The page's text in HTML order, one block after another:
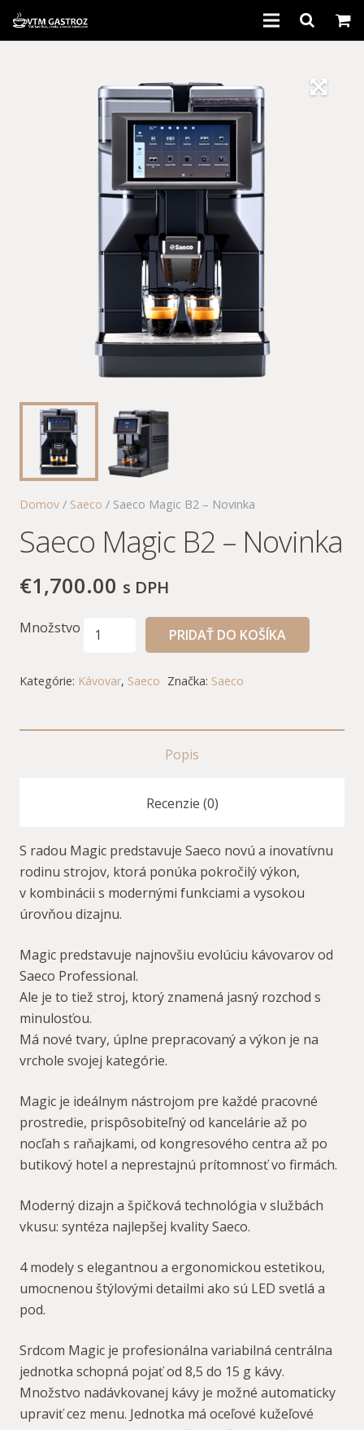
Domov / Saeco / Saeco Magic B2 – Novinka
Saeco Magic B2 – Novinka
€1,700.00 s DPH
Množstvo PRIDAŤ DO KOŠÍKA
Kategórie: Kávovar, Saeco Značka: Saeco
Popis
Recenzie (0)
S radou Magic predstavuje Saeco novú a inovatívnu
rodinu strojov, ktorá ponúka pokročilý výkon,
v kombinácii s modernými funkciami a vysokou
úrovňou dizajnu.
Magic predstavuje najnovšiu evolúciu kávovarov od
Saeco Professional.
Ale je to tiež stroj, ktorý znamená jasný rozchod s
minulosťou.
Má nové tvary, úplne prepracovaný a výkon je na
vrchole svojej kategórie.
Magic je ideálnym nástrojom pre každé pracovné
prostredie, prispôsobiteľný od kancelárie až po
nocľah s raňajkami, od kongresového centra až po
butikový hotel a neprestajnú prítomnosť vo firmách.
Moderný dizajn a špičková technológia v službách
vkusu: syntéza najlepšej kvality Saeco.
4 modely s elegantnou a ergonomickou estetikou,
umocnenou štýlovými detailmi ako sú LED svetlá a
pod.
Srdcom Magic je profesionálna variabilná centrálna
jednotka schopná pojať od 8,5 do 15 g kávy.
Množstvo nadávkovanej kávy je možné automaticky
upraviť cez menu. Jednotka má oceľové kužeľové